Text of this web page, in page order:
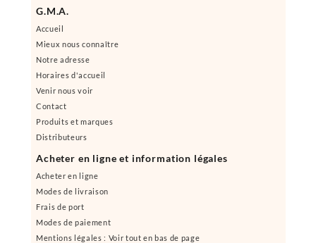
G.M.A.
Accueil
Mieux nous connaître
Notre adresse
Horaires d'accueil
Venir nous voir
Contact
Produits et marques
Distributeurs
Acheter en ligne et information légales
Acheter en ligne
Modes de livraison
Frais de port
Modes de paiement
Mentions légales : Voir tout en bas de page